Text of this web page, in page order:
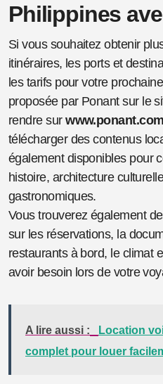
Philippines
Si vous souhaitez obtenir
itinéraires, les ports et
les tarifs pour votre
proposée par Ponant sur le
rendre surwww.ponant.com
télécharger des contenus
également disponibles pour
histoire, architecture
gastronomiques.
Vous trouverez également
sur les réservations, la
restaurants à bord, le climat
avoir besoin lors de votre
A lire aussi :
Location
complet pour louer